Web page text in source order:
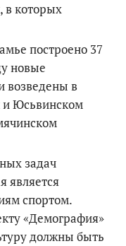
в которых
построено 37
новые
возведены в
и Юсьвинском
задач
является
спортом.
«Демография»
должны быть